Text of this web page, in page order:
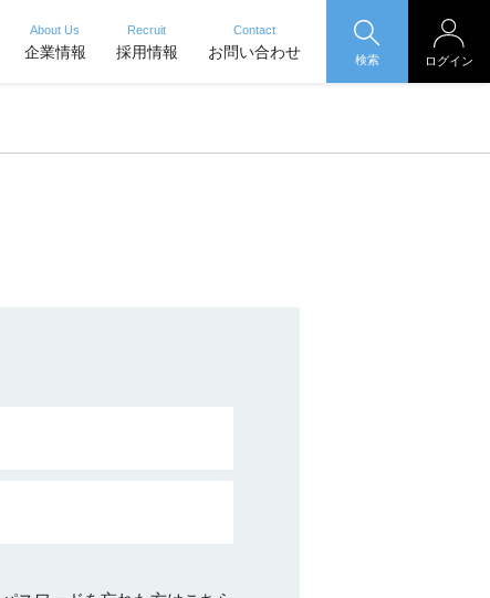
About Us
企業情報
Recruit
採用情報
Contact
お問い合わせ 検索 ログイン